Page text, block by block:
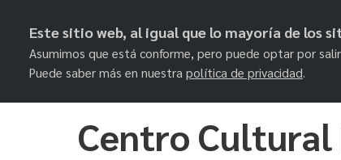
Centro Cultural
Este sitio web, al igual que lo mayoría de los
Asumimos que está conforme, pero puede optar por
Puede saber más en nuestra política de privacidad.